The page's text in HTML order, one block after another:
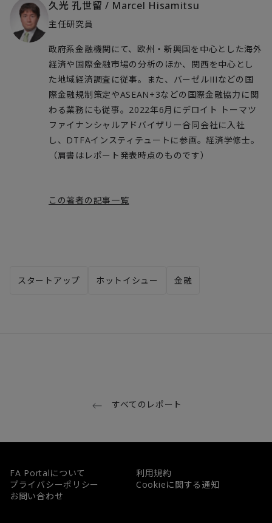
久光 孔世留 / Marcel Hisamitsu
主任研究員
政府系金融機関にて、欧州・新興国を中心とした海外
経済や国際金融市場の分析のほか、関西を中心とし
た地域経済調査に従事。また、バーゼルIIIなどの国
際金融規制策定やASEAN+3などの国際金融協力に関
わる業務にも従事。2022年6月にデロイト トーマツ
ファイナンシャルアドバイザリー合同会社に入社
し、DTFAインスティテュートに参画。経済学修士。
（肩書はレポート発表時点のものです）
この著者の記事一覧
スタートアップ ホットイシュー 金融
すべてのレポート
FA Portalについて
利用規約
プライバシーポリシー
Cookieに関する通知
お問い合わせ